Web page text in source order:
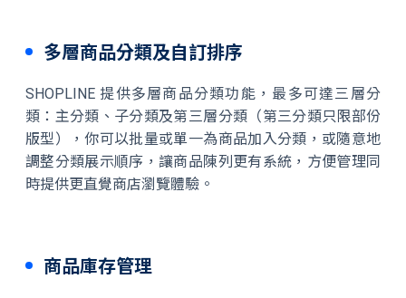
多層商品分類及自訂排序
SHOPLINE 提供多層商品分類功能，最多可達三層分
類：主分類、子分類及第三層分類（第三分類只限部份
版型），你可以批量或單一為商品加入分類，或隨意地
調整分類展示順序，讓商品陳列更有系統，方便管理同
時提供更直覺商店瀏覽體驗。
商品庫存管理